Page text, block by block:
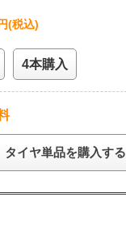
円(税込)
4本購入
タイヤ単品を購入する